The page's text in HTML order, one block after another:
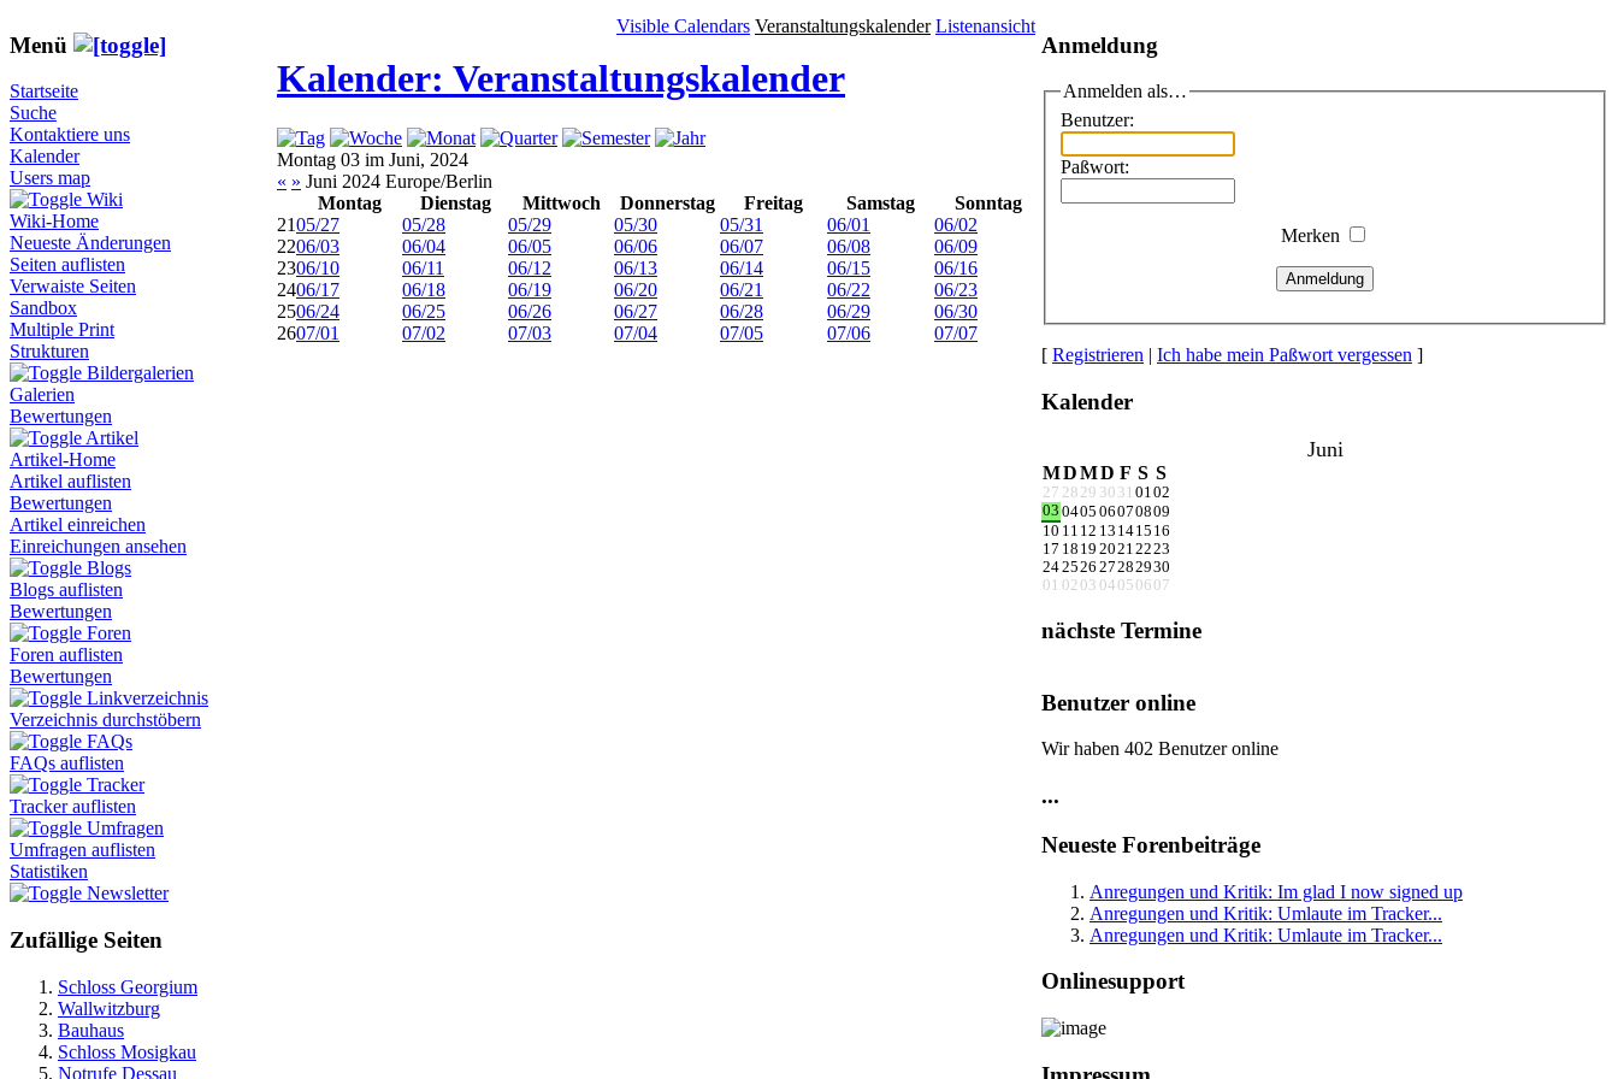
Menü
Startseite
Suche
Kontaktiere uns
Kalender
Users map
Wiki
Wiki-Home
Neueste Änderungen
Seiten auflisten
Verwaiste Seiten
Sandbox
Multiple Print
Strukturen
Bildergalerien
Galerien
Bewertungen
Artikel
Artikel-Home
Artikel auflisten
Bewertungen
Artikel einreichen
Einreichungen ansehen
Blogs
Blogs auflisten
Bewertungen
Foren
Foren auflisten
Bewertungen
Linkverzeichnis
Verzeichnis durchstöbern
FAQs
FAQs auflisten
Tracker
Tracker auflisten
Umfragen
Umfragen auflisten
Statistiken
Newsletter
Zufällige Seiten
Schloss Georgium
Wallwitzburg
Bauhaus
Schloss Mosigkau
Notrufe Dessau
Visible Calendars Veranstaltungskalender Listenansicht
Kalender: Veranstaltungskalender
Montag 03 im Juni, 2024
« » Juni 2024 Europe/Berlin
Montag
Dienstag Mittwoch Donnerstag Freitag Samstag
Sonntag
2105/27 05/28 05/29 05/30 05/31 06/01
06/02
2206/03 06/04 06/05 06/06 06/07 06/08
06/09
2306/10 06/11 06/12 06/13 06/14 06/15
06/16
2406/17 06/18 06/19 06/20 06/21 06/22
06/23
2506/24 06/25 06/26 06/27 06/28 06/29
06/30
2607/01 07/02 07/03 07/04 07/05 07/06 07/07
Anmeldung
Anmelden als…
Benutzer:
Paßwort:
Merken
Anmeldung
[ Registrieren | Ich habe mein Paßwort vergessen ]
Kalender
Juni
MDMD F S S
27 28 29 30 31 0102
03 0405 06070809
10 11 12 13 1415 16
17 18 19 20212223
242526 27282930
01
02 03 04 05 06 07
nächste Termine
Benutzer online
Wir haben 402 Benutzer online
...
Neueste Forenbeiträge
Anregungen und Kritik: Im glad I now signed up
Anregungen und Kritik: Umlaute im Tracker...
Anregungen und Kritik: Umlaute im Tracker...
Onlinesupport